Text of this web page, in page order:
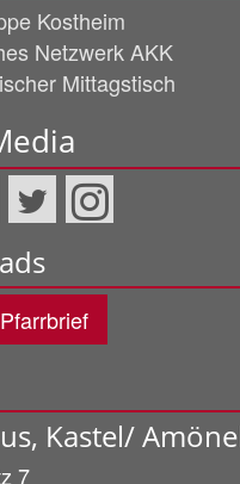
Kostheim
Netzwerk AKK
Mittagstisch
Kastel/
7